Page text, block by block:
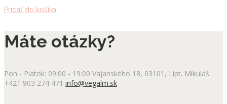
Pridať do košíka
Máte otázky?
Pon - Piatok: 09:00 - 19:00 Vajanského 18, 03101, Lipt. Mikuláš
+421 903 274 471 info@vegalm.sk